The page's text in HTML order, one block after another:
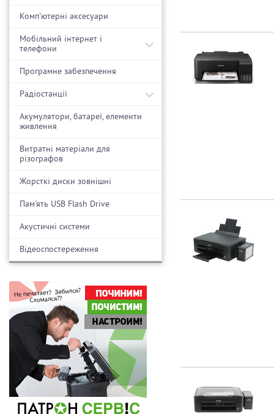
Комп'ютерні аксесуари
Мобільний інтернет і
телефони
Програмне забезпечення
Радіостанції
Акумулятори, батареї, елементи
живлення
Витратні матеріали для
різографов
Жорсткі диски зовнішні
Пам'ять USB Flash Drive
Акустичні системи
Відеоспостереження